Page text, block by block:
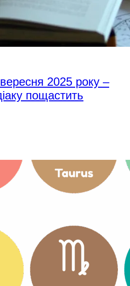
2025 року –
пощастить